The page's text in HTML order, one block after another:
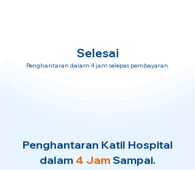
Selesai
Penghantaran dalam 4 jam selepas pembayaran.
Penghantaran Katil Hospital
dalam 4 JamSampai.